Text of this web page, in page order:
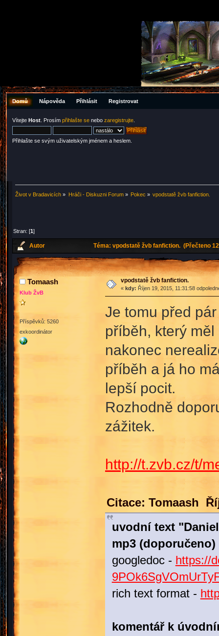
Domů Nápověda Přihlásit Registrovat
Vítejte Host . Prosím přihlašte se nebo zaregistrujte
Přihlašte se svým uživatelským jménem a heslem.
Život v Bradavicích » Hráči - Diskuzni Forum» Pokec » vpodstatě žvb fanfiction.
Stran: [1]
Autor Téma: vpodstatě žvb fanfiction. (Přečteno
Tomaash
Klub ŽvB
Příspěvků: 5260
exkoordinátor
vpodstatě žvb fanfiction.
« kdy: Říjen 19, 2015, 11:31:58
Je tomu před
příběh, který
nakonec
příběh a já ho
lepší pocit.
Rozhodně
zážitek.
http://t.zvb.cz/t/
Citace: Tomaash
uvodní text
mp3
googledoc - https://
rich text format -
komentář k